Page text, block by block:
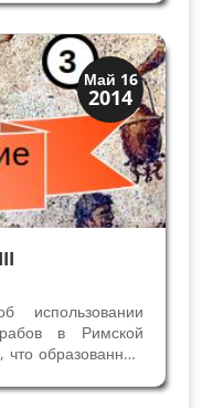
случайными,
или
Май 16
2014
использовании
в Римской
образованные
работах, это и